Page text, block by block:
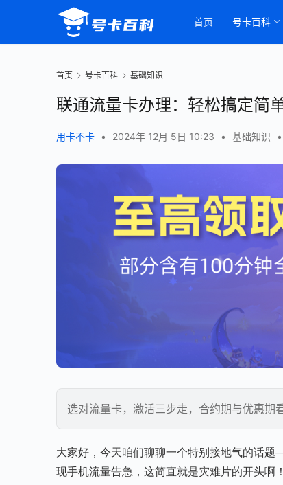
首页 号卡百科
首页 号卡百科 基础知识
联通流量卡办理：轻松搞定简
用卡不卡 • 2024年 12月 5日 10:23 • 基础知识 •
选对流量卡，激活三步走，合约期与优惠期
大家好，今天咱们聊聊一个特别接地气的话
现手机流量告急，这简直就是灾难片的开头啊